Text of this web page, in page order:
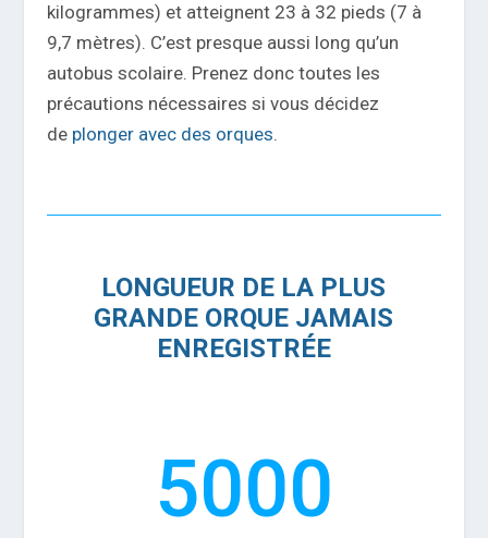
kilogrammes) et atteignent 23 à 32 pieds (7 à
9,7 mètres). C’est presque aussi long qu’un
autobus scolaire. Prenez donc toutes les
précautions nécessaires si vous décidez
de plonger avec des orques.
LONGUEUR DE LA PLUS
GRANDE ORQUE JAMAIS
ENREGISTRÉE
5000